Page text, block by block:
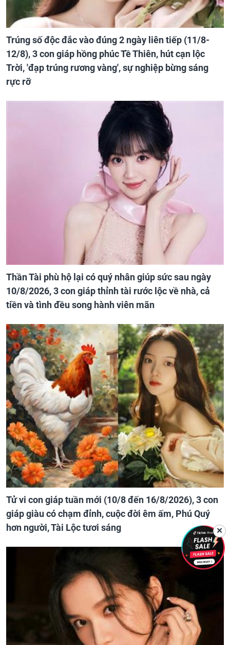
Trúng số độc đắc vào đúng 2 ngày liên tiếp (11/8-
12/8), 3 con giáp hồng phúc Tề Thiên, hút cạn lộc
Trời, 'đạp trúng rương vàng', sự nghiệp bừng sáng
rực rỡ
Thần Tài phù hộ lại có quý nhân giúp sức sau ngày
10/8/2026, 3 con giáp thỉnh tài rước lộc về nhà, cả
tiền và tình đều song hành viên mãn
Tử vi con giáp tuần mới (10/8 đến 16/8/2026), 3 con
giáp giàu có chạm đỉnh, cuộc đời êm ấm, Phú Quý
hơn người, Tài Lộc tươi sáng
✕